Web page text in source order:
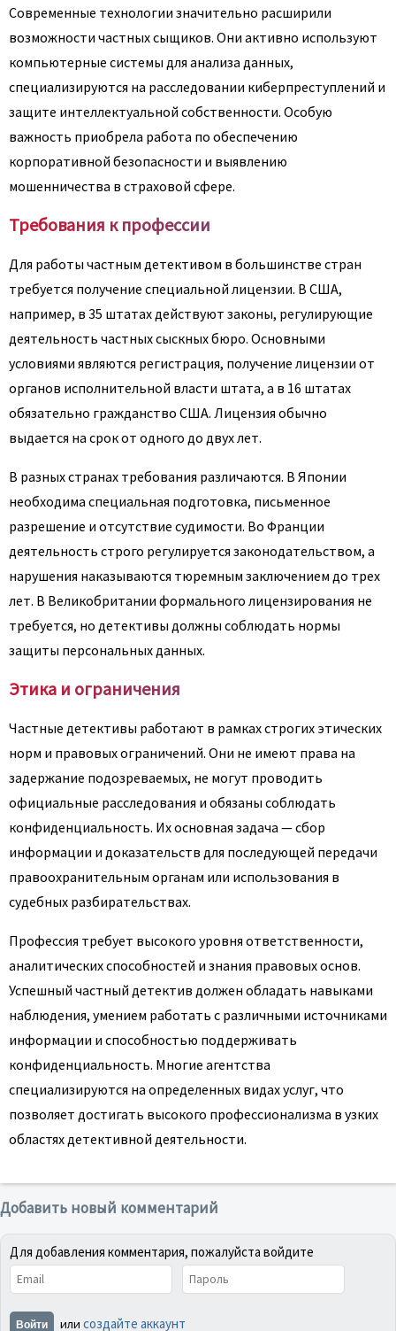
Современные технологии значительно расширили
возможности частных сыщиков. Они активно используют
компьютерные системы для анализа данных,
специализируются на расследовании киберпреступлений и
защите интеллектуальной собственности. Особую
важность приобрела работа по обеспечению
корпоративной безопасности и выявлению
мошенничества в страховой сфере.
Требования к профессии
Для работы частным детективом в большинстве стран
требуется получение специальной лицензии. В США,
например, в 35 штатах действуют законы, регулирующие
деятельность частных сыскных бюро. Основными
условиями являются регистрация, получение лицензии от
органов исполнительной власти штата, а в 16 штатах
обязательно гражданство США. Лицензия обычно
выдается на срок от одного до двух лет.
В разных странах требования различаются. В Японии
необходима специальная подготовка, письменное
разрешение и отсутствие судимости. Во Франции
деятельность строго регулируется законодательством, а
нарушения наказываются тюремным заключением до трех
лет. В Великобритании формального лицензирования не
требуется, но детективы должны соблюдать нормы
защиты персональных данных.
Этика и ограничения
Частные детективы работают в рамках строгих этических
норм и правовых ограничений. Они не имеют права на
задержание подозреваемых, не могут проводить
официальные расследования и обязаны соблюдать
конфиденциальность. Их основная задача — сбор
информации и доказательств для последующей передачи
правоохранительным органам или использования в
судебных разбирательствах.
Профессия требует высокого уровня ответственности,
аналитических способностей и знания правовых основ.
Успешный частный детектив должен обладать навыками
наблюдения, умением работать с различными источниками
информации и способностью поддерживать
конфиденциальность. Многие агентства
специализируются на определенных видах услуг, что
позволяет достигать высокого профессионализма в узких
областях детективной деятельности.
Добавить новый комментарий
Для добавления комментария, пожалуйста войдите
Войти или создайте аккаунт